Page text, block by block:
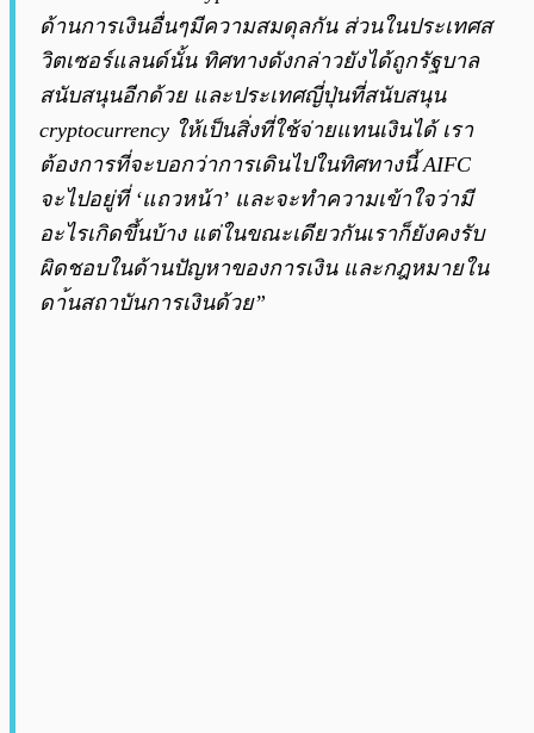
ด้านการเงินอื่นๆมีความสมดุลกัน ส่วนในประเทศส
วิตเซอร์แลนด์นั้น ทิศทางดังกล่าวยังได้ถูกรัฐบาล
สนับสนุนอีกด้วย และประเทศญี่ปุ่นที่สนับสนุน
cryptocurrency ให้เป็นสิ่งที่ใช้จ่ายแทนเงินได้ เรา
ต้องการที่จะบอกว่าการเดินไปในทิศทางนี้ AIFC
จะไปอยู่ที่ ‘แถวหน้า’ และจะทำความเข้าใจว่ามี
อะไรเกิดขึ้นบ้าง แต่ในขณะเดียวกันเราก็ยังคงรับ
ผิดชอบในด้านปัญหาของการเงิน และกฎหมายใน
ดา้นสถาบันการเงินด้วย”